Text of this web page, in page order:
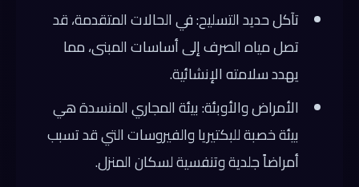
تآكل حديد التسليح: في الحالات المتقدمة، قد
تصل مياه الصرف إلى أساسات المبنى، مما
يهدد سلامته الإنشائية.
الأمراض والأوبئة: بيئة المجاري المنسدة هي
بيئة خصبة للبكتيريا والفيروسات التي قد تسبب
أمراضاً جلدية وتنفسية لسكان المنزل.